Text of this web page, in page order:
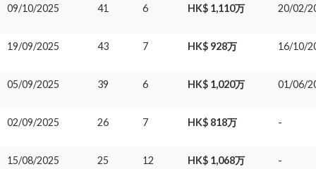
09/10/2025 41 6 HK$ 1,110万 20/02/
19/09/2025 43 7 HK$ 928万 16/10/
05/09/2025 39 6 HK$ 1,020万 01/06/
02/09/2025 26 7 HK$ 818万 -
15/08/2025 25 12 HK$ 1,068万 -